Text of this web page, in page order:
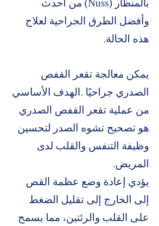
بالمنظار (Nuss) من أحدث
وأفضل الطرق الجراحية لعلاج
هذه الحالة.
يمكن معالجة تقعر القفص
الصدري جراحيًا .الهدف الأساسي
من عملية تقعر القفص الصدري
هو تصحيح تشوه الصدر لتحسين
وظيفة التنفس والقلب لدى
المريض.
يؤدي إعادة وضع عظمة القص
إلى الخارج إلى تقليل الضغط
على القلب والرئتين، مما يسمح